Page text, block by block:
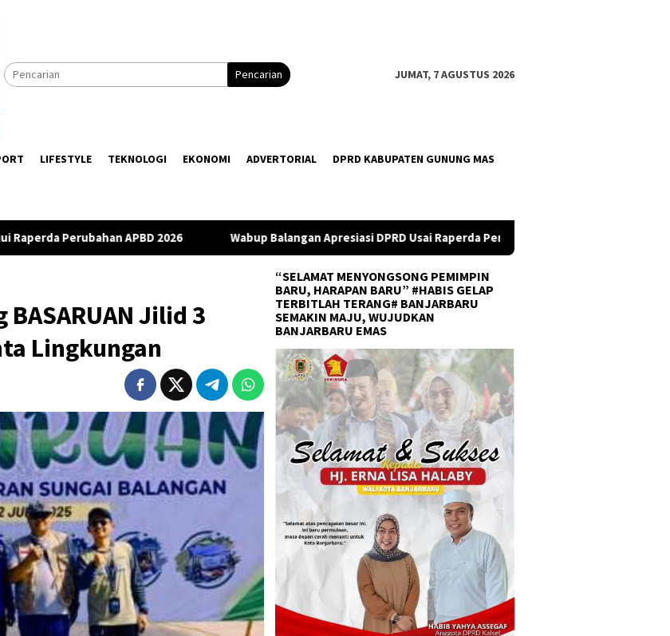
Pencarian JUMAT, 7 AGUSTUS 2026
LIFESTYLE TEKNOLOGI EKONOMI ADVERTORIAL DPRD KABUPATEN GUNUNG MAS
2026 Wabup Balangan Apresiasi DPRD Usai Raperda Perubahan APBD 2026 Resmi Disepakati
Jilid 3
Lingkungan
“SELAMAT MENYONGSONG PEMIMPIN
BARU, HARAPAN BARU” #HABIS GELAP
TERBITLAH TERANG# BANJARBARU
SEMAKIN MAJU, WUJUDKAN
BANJARBARU EMAS